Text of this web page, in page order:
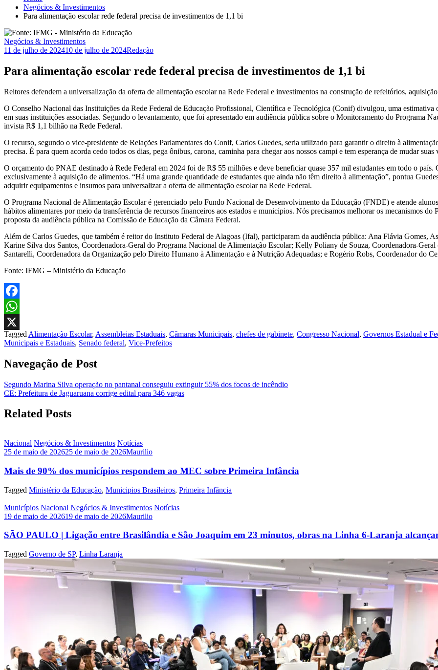
Negócios & Investimentos
Para alimentação escolar rede federal precisa de investimentos de 1,1 bi
Negócios & Investimentos
11 de julho de 202410 de julho de 2024Redação
Para alimentação escolar rede federal precisa de investimentos de 1,1 bi
Reitores defendem a universalização da oferta de alimentação escolar na Rede Federal e investimentos na construção de refeitórios,
O Conselho Nacional das Instituições da Rede Federal de Educação Profissional, Científica e Tecnológica (Conif) divulgou, uma estimativa
em suas instituições associadas. Segundo o levantamento, que foi apresentado em audiência pública sobre o Monitoramento do Programa
invista R$ 1,1 bilhão na Rede Federal.
O recurso, segundo o vice-presidente de Relações Parlamentares do Conif, Carlos Guedes, seria utilizado para garantir o direito à
precisa. É para quem acorda cedo todos os dias, pega ônibus, carona, caminha para chegar aos nossos campi e tem esperança de mudar suas
O orçamento do PNAE destinado à Rede Federal em 2024 foi de R$ 55 milhões e deve beneficiar quase 357 mil estudantes em todo o
exclusivamente à aquisição de alimentos. “Há uma grande quantidade de estudantes que ainda não têm direito à alimentação”, pontua
adquirir equipamentos e insumos para universalizar a oferta de alimentação escolar na Rede Federal.
O Programa Nacional de Alimentação Escolar é gerenciado pelo Fundo Nacional de Desenvolvimento da Educação (FNDE) e atende
hábitos alimentares por meio da transferência de recursos financeiros aos estados e municípios. Nós precisamos melhorar os mecanismos
proposta da audiência pública na Comissão de Educação da Câmara Federal.
Além de Carlos Guedes, que também é reitor do Instituto Federal de Alagoas (Ifal), participaram da audiência pública: Ana Flávia Gomes,
Karine Silva dos Santos, Coordenadora-Geral do Programa Nacional de Alimentação Escolar; Kelly Poliany de Souza, Coordenadora-
Santarelli, Coordenadora da Organização pelo Direito Humano à Alimentação e à Nutrição Adequadas; e Rogério Robs, Coordenador do
Fonte: IFMG – Ministério da Educação
Facebook
WhatsApp
X
Tagged Alimentação Escolar, Assembleias Estaduais, Câmaras Municipais, chefes de gabinete, Congresso Nacional, Governos Estadual e
Municipais e Estaduais, Senado federal, Vice-Prefeitos
Navegação de Post
Segundo Marina Silva operação no pantanal conseguiu extinguir 55% dos focos de incêndio
CE: Prefeitura de Jaguaruana corrige edital para 346 vagas
Related Posts
Nacional Negócios & Investimentos Notícias
25 de maio de 202625 de maio de 2026Maurilio
Mais de 90% dos municípios respondem ao MEC sobre Primeira Infância
Tagged Ministério da Educação, Municipios Brasileiros, Primeira Infância
Municípios Nacional Negócios & Investimentos Notícias
19 de maio de 202619 de maio de 2026Maurilio
SÃO PAULO | Ligação entre Brasilândia e São Joaquim em 23 minutos, obras na Linha 6-Laranja
Tagged Governo de SP, Linha Laranja